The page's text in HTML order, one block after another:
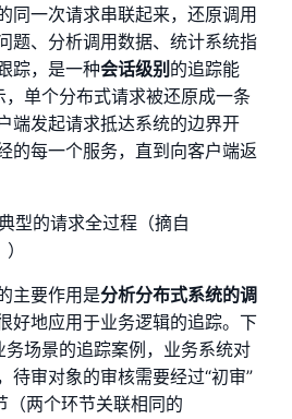
同一次请求串联起来，还原调用
题、分析调用数据、统计系统指
踪，是一种会话级别 的追踪能
单个分布式请求被还原成一条
端发起请求抵达系统的边界开
的每一个服务，直到向客户端返
主要作用是分析分布式系统的调
好地应用于业务逻辑的追踪。下
务场景的追踪案例，业务系统对
待审对象的审核需要经过“初审”
（两个环节关联相同的